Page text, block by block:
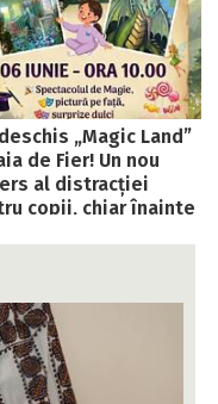
„Magic Land”
de Fier! Un nou
al distracției
copii, chiar înainte